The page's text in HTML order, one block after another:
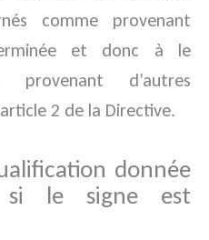
comme provenant
et donc à le
d’autres
2 de la Directive.
donnée
si le signe est